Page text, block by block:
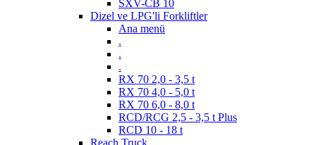
SXV-CB 10
Dizel ve LPG'li Forkliftler
Ana menü
.
.
.
RX 70 2,0 - 3,5 t
RX 70 4,0 - 5,0 t
RX 70 6,0 - 8,0 t
RCD/RCG 2,5 - 3,5 t Plus
RCD 10 - 18 t